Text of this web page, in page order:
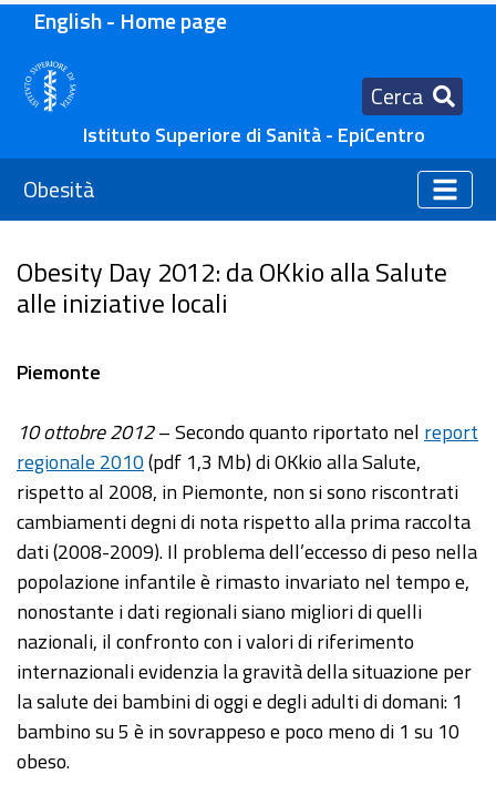
English - Home page
Cerca
Istituto Superiore di Sanità - EpiCentro
Obesità
Obesity Day 2012: da OKkio alla Salute
alle iniziative locali
Piemonte
10 ottobre 2012– Secondo quanto riportato nel report
regionale 2010(pdf 1,3 Mb) di OKkio alla Salute,
rispetto al 2008, in Piemonte, non si sono riscontrati
cambiamenti degni di nota rispetto alla prima raccolta
dati (2008-2009). Il problema dell’eccesso di peso nella
popolazione infantile è rimasto invariato nel tempo e,
nonostante i dati regionali siano migliori di quelli
nazionali, il confronto con i valori di riferimento
internazionali evidenzia la gravità della situazione per
la salute dei bambini di oggi e degli adulti di domani: 1
bambino su 5 è in sovrappeso e poco meno di 1 su 10
obeso.